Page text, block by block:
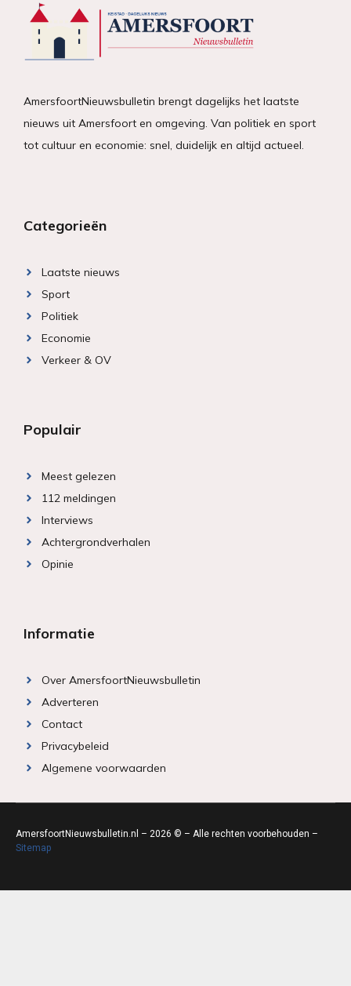
AmersfoortNieuwsbulletin brengt dagelijks het laatste
nieuws uit Amersfoort en omgeving. Van politiek en sport
tot cultuur en economie: snel, duidelijk en altijd actueel.
Categorieën
Laatste nieuws
Sport
Politiek
Economie
Verkeer & OV
Populair
Meest gelezen
112 meldingen
Interviews
Achtergrondverhalen
Opinie
Informatie
Over AmersfoortNieuwsbulletin
Adverteren
Contact
Privacybeleid
Algemene voorwaarden
AmersfoortNieuwsbulletin.nl – 2026 © – Alle rechten voorbehouden –
Sitemap